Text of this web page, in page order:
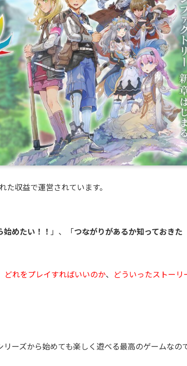
収益で運営されています。
めたい！！ 」、「つながりがあるか知っておきた
どれをプレイすればいいのか、 どういったストーリ
ーズから始めても楽しく遊べる最高のゲームなの